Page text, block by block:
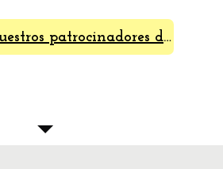
¡¡Gracias a nuestros patrocinadores de SterlingFest 2024!!